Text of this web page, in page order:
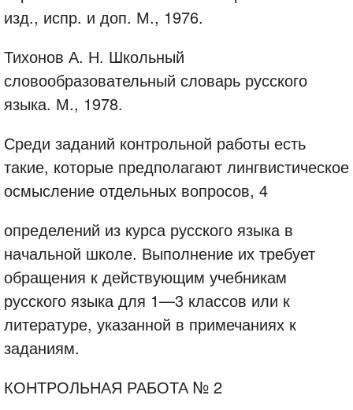
изд., испр. и доп. М., 1976.
Тихонов А. Н. Школьный
словообразовательный словарь русского
языка. М., 1978.
Среди заданий контрольной работы есть
такие, которые предполагают лингвистическое
осмысление отдельных вопросов, 4
определений из курса русского языка в
начальной школе. Выполнение их требует
обращения к действующим учебникам
русского языка для 1—3 классов или к
литературе, указанной в примечаниях к
заданиям.
КОНТРОЛЬНАЯ РАБОТА № 2